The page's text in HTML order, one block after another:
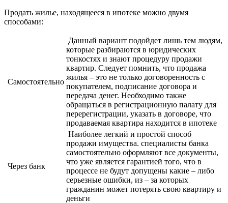
Продать жилье, находящееся в ипотеке можно двумя
способами:
Самостоятельно
Данный вариант подойдет лишь тем людям,
которые разбираются в юридических
тонкостях и знают процедуру продажи
квартир. Следует помнить, что продажа
жилья – это не только договоренность с
покупателем, подписание договора и
передача денег. Необходимо также
обращаться в регистрационную палату для
перерегистрации, указать в договоре, что
продаваемая квартира находится в ипотеке
Через банк
Наиболее легкий и простой способ
продажи имущества. специалисты банка
самостоятельно оформляют все документы,
что уже является гарантией того, что в
процессе не будут допущены какие – либо
серьезные ошибки, из – за которых
гражданин может потерять свою квартиру и
деньги